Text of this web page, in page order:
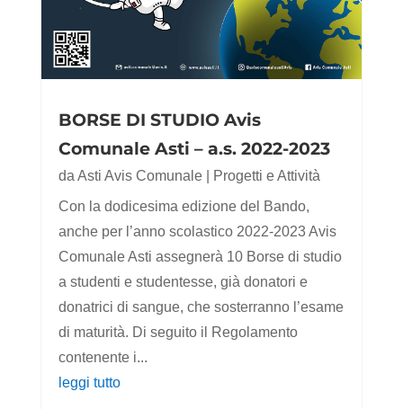
BORSE DI STUDIO Avis
Comunale Asti – a.s. 2022-2023
da Asti Avis Comunale|
Progetti e Attività
Con la dodicesima edizione del Bando,
anche per l’anno scolastico 2022-2023 Avis
Comunale Asti assegnerà 10 Borse di studio
a studenti e studentesse, già donatori e
donatrici di sangue, che sosterranno l’esame
di maturità. Di seguito il Regolamento
contenente i...
leggi tutto